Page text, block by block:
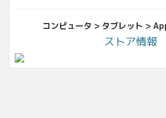
コンピュータ > タブレット >
ストア情報